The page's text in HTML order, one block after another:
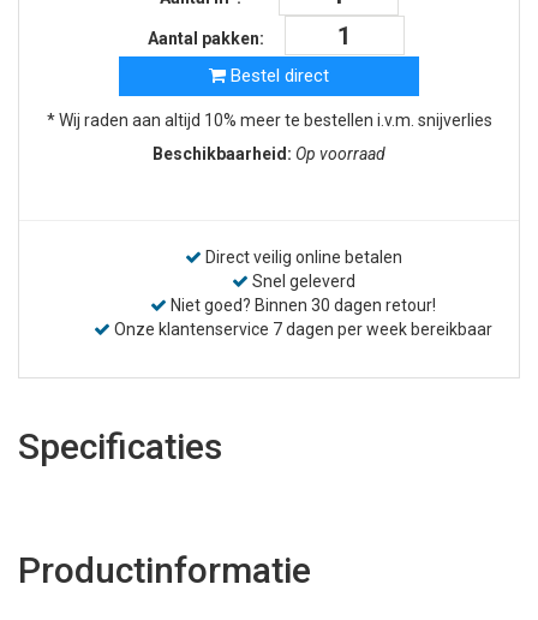
Aantal pakken:
Bestel direct
* Wij raden aan altijd 10% meer te bestellen i.v.m. snijverlies
Beschikbaarheid: Op voorraad
Direct veilig online betalen
Snel geleverd
Niet goed? Binnen 30 dagen retour!
Onze klantenservice 7 dagen per week bereikbaar
Specificaties
Productinformatie